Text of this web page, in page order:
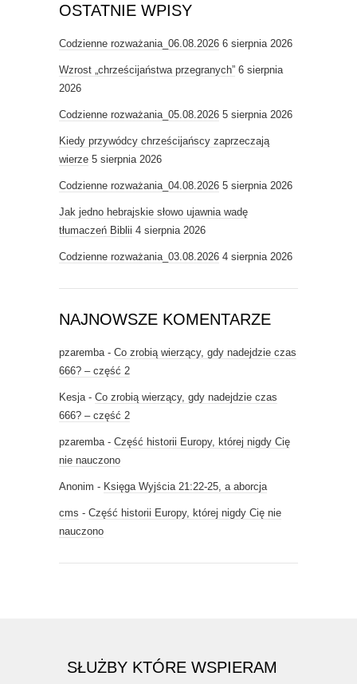
OSTATNIE WPISY
Codzienne rozważania_06.08.2026 6 sierpnia 2026
Wzrost „chrześcijaństwa przegranych” 6 sierpnia
2026
Codzienne rozważania_05.08.2026 5 sierpnia 2026
Kiedy przywódcy chrześcijańscy zaprzeczają
wierze 5 sierpnia 2026
Codzienne rozważania_04.08.2026 5 sierpnia 2026
Jak jedno hebrajskie słowo ujawnia wadę
tłumaczeń Biblii 4 sierpnia 2026
Codzienne rozważania_03.08.2026 4 sierpnia 2026
NAJNOWSZE KOMENTARZE
pzaremba - Co zrobią wierzący, gdy nadejdzie czas
666? – część 2
Kesja - Co zrobią wierzący, gdy nadejdzie czas
666? – część 2
pzaremba - Część historii Europy, której nigdy Cię
nie nauczono
Anonim - Księga Wyjścia 21:22-25, a aborcja
cms - Część historii Europy, której nigdy Cię nie
nauczono
SŁUŻBY KTÓRE WSPIERAM